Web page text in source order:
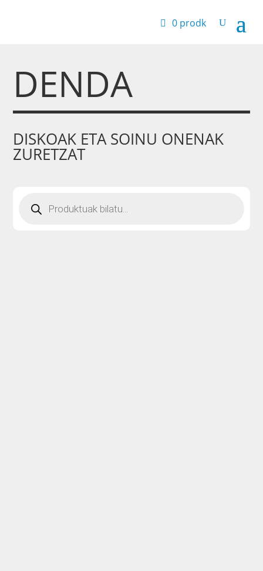
0 prodk
DENDA
DISKOAK ETA SOINU ONENAK
ZURETZAT
bilaketa